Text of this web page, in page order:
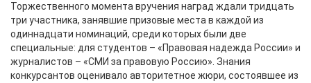
Торжественного момента вручения наград ждали тридцать
три участника, занявшие призовые места в каждой из
одиннадцати номинаций, среди которых были две
специальные: для студентов – «Правовая надежда России» и
журналистов – «СМИ за правовую Россию». Знания
конкурсантов оценивало авторитетное жюри, состоявшее из